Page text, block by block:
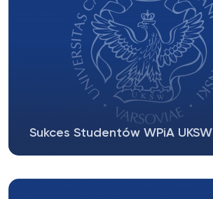
Sukces Studentów WPiA UKSW
nt. Polski język prawny –...